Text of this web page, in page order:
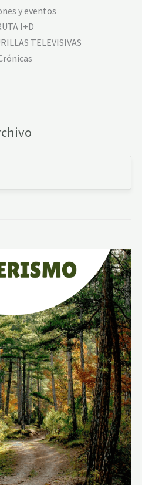
y eventos
I+D
TELEVISIVAS